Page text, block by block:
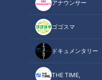
アナウンサー
ゴゴスマ
ドキュメンタリー
THE TIME,
この記事を見たあなた